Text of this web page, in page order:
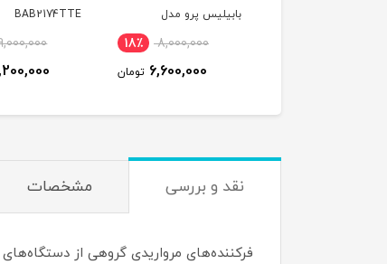
بابیلیس پرو مدل
8,000,000 18٪
6,600,000 تومان
BAB2174TTE
نقد و بررسی مشخصات
فرکننده‌های مرواریدی گروهی از